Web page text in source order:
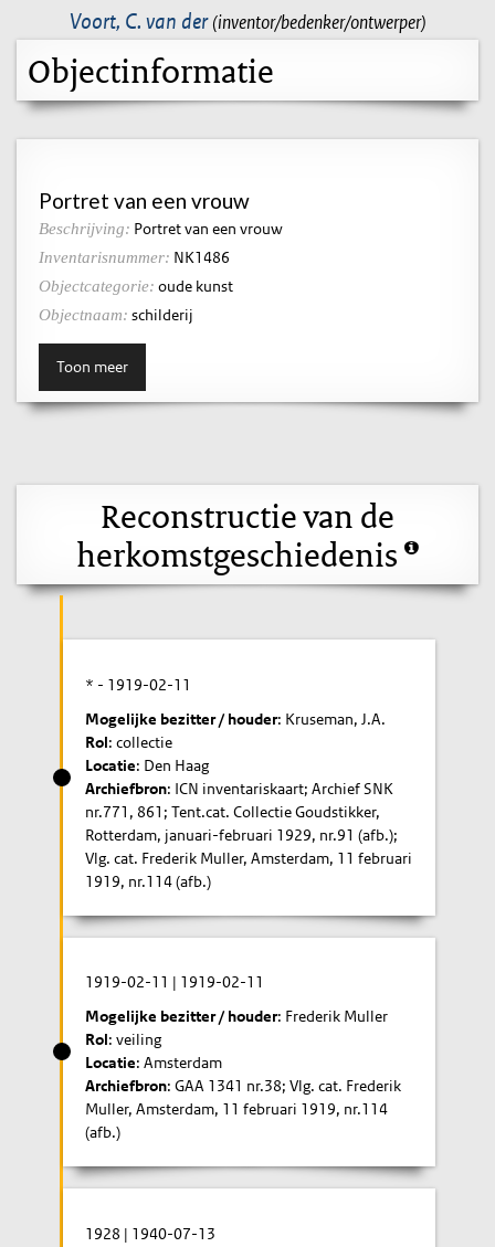
Voort, C. van der (inventor/bedenker/ontwerper)
Objectinformatie
Portret van een vrouw
Beschrijving: Portret van een vrouw
Inventarisnummer: NK1486
Objectcategorie: oude kunst
Objectnaam: schilderij
Toon meer
Reconstructie van de
herkomstgeschiedenis
* - 1919-02-11
Mogelijke bezitter / houder: Kruseman, J.A.
Rol: collectie
Locatie: Den Haag
Archiefbron: ICN inventariskaart; Archief SNK
nr.771, 861; Tent.cat. Collectie Goudstikker,
Rotterdam, januari-februari 1929, nr.91 (afb.);
Vlg. cat. Frederik Muller, Amsterdam, 11 februari
1919, nr.114 (afb.)
1919-02-11 | 1919-02-11
Mogelijke bezitter / houder: Frederik Muller
Rol: veiling
Locatie: Amsterdam
Archiefbron: GAA 1341 nr.38; Vlg. cat. Frederik
Muller, Amsterdam, 11 februari 1919, nr.114
(afb.)
1928 | 1940-07-13